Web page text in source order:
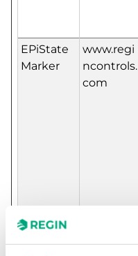
EPiState
Marker
www.regi
ncontrols.
com